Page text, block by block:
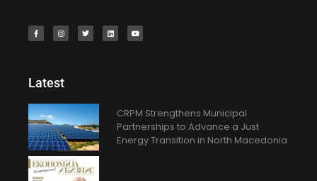
Latest
CRPM Strengthens Municipal
Partnerships to Advance a Just
Energy Transition in North Macedonia